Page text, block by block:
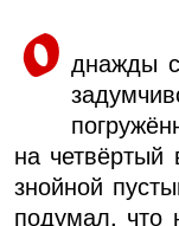
О днажды
на четвёртый
знойной
подумал, что